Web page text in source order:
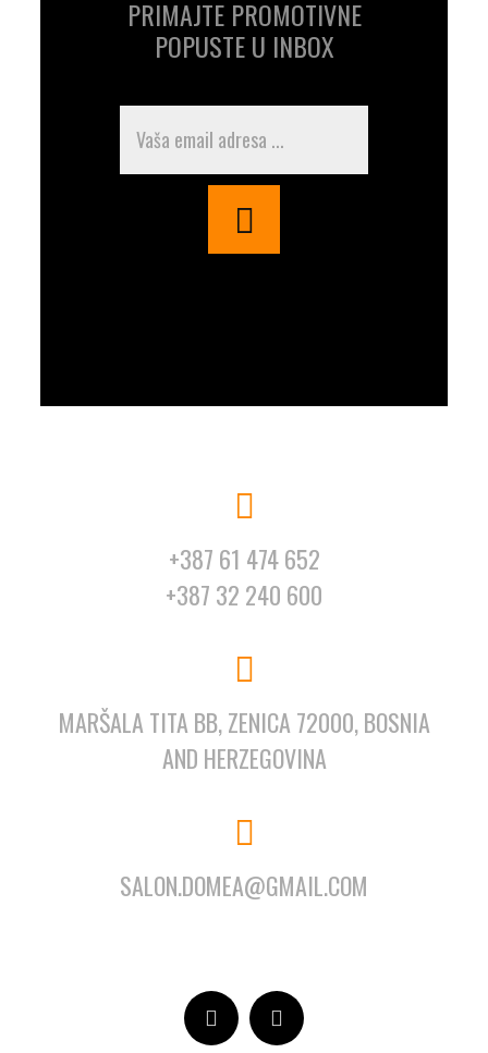
PRIMAJTE PROMOTIVNE
POPUSTE U INBOX
+387 61 474 652
+387 32 240 600
MARŠALA TITA BB, ZENICA 72000, BOSNIA
AND HERZEGOVINA
SALON.DOMEA@GMAIL.COM